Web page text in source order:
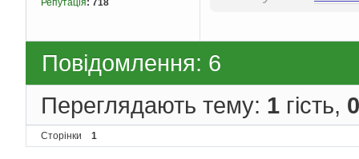
Репутація: 718
Повідомлення: 6
Переглядають тему: 1 гість, 0
Сторінки 1